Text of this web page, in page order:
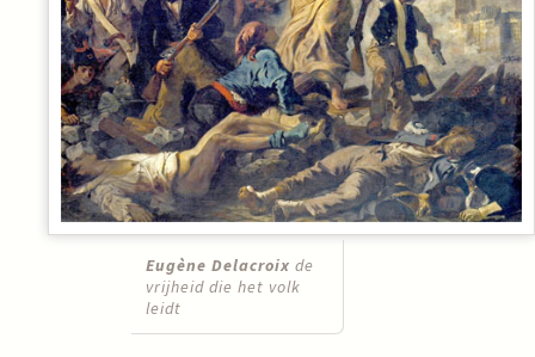
Eugène Delacroix de
vrijheid die het volk
leidt